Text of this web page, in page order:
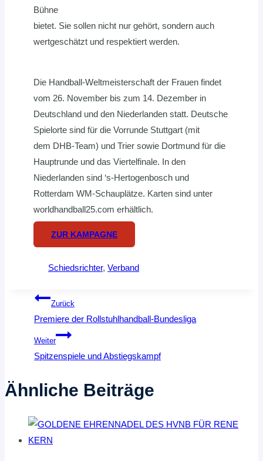
Bühne
bietet. Sie sollen nicht nur gehört, sondern auch
wertgeschätzt und respektiert werden.
Die Handball-Weltmeisterschaft der Frauen findet
vom 26. November bis zum 14. Dezember in
Deutschland und den Niederlanden statt. Deutsche
Spielorte sind für die Vorrunde Stuttgart (mit
dem DHB-Team) und Trier sowie Dortmund für die
Hauptrunde und das Viertelfinale. In den
Niederlanden sind ‘s-Hertogenbosch und
Rotterdam WM-Schauplätze. Karten sind unter
worldhandball25.com erhältlich.
ZUR KAMPAGNE
Schiedsrichter, Verband
Beitragsnavigation
Zurück
Premiere der Rollstuhlhandball-Bundesliga
Weiter
Spitzenspiele und Abstiegskampf
Ähnliche Beiträge